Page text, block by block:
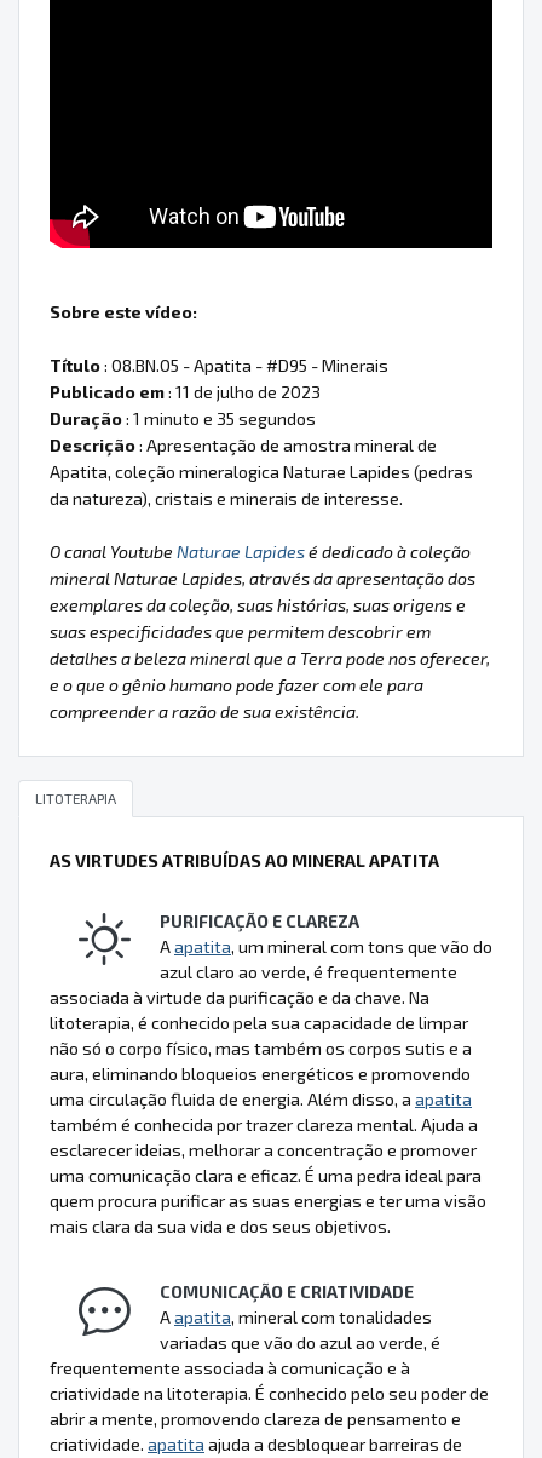
Sobre este vídeo:
Título: 08.BN.05 - Apatita - #D95 - Minerais
Publicado em: 11 de julho de 2023
Duração: 1 minuto e 35 segundos
Descrição: Apresentação de amostra mineral de
Apatita, coleção mineralogica Naturae Lapides (pedras
da natureza), cristais e minerais de interesse.
O canal Youtube Naturae Lapidesé dedicado à coleção
mineral Naturae Lapides, através da apresentação dos
exemplares da coleção, suas histórias, suas origens e
suas especificidades que permitem descobrir em
detalhes a beleza mineral que a Terra pode nos oferecer,
e o que o gênio humano pode fazer com ele para
compreender a razão de sua existência.
LITOTERAPIA
AS VIRTUDES ATRIBUÍDAS AO MINERAL APATITA
PURIFICAÇÃO E CLAREZA
Aapatita, um mineral com tons que vão do
azul claro ao verde, é frequentemente
associada à virtude da purificação e da chave. Na
litoterapia, é conhecido pela sua capacidade de limpar
não só o corpo físico, mas também os corpos sutis e a
aura, eliminando bloqueios energéticos e promovendo
uma circulação fluida de energia. Além disso, a apatita
também é conhecida por trazer clareza mental. Ajuda a
esclarecer ideias, melhorar a concentração e promover
uma comunicação clara e eficaz. É uma pedra ideal para
quem procura purificar as suas energias e ter uma visão
mais clara da sua vida e dos seus objetivos.
COMUNICAÇÃO E CRIATIVIDADE
Aapatita, mineral com tonalidades
variadas que vão do azul ao verde, é
frequentemente associada à comunicação e à
criatividade na litoterapia. É conhecido pelo seu poder de
abrir a mente, promovendo clareza de pensamento e
criatividade. apatita ajuda a desbloquear barreiras de